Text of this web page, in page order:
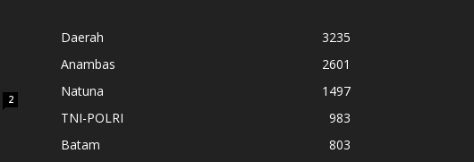
2
Daerah
3235
Anambas
2601
Natuna
1497
TNI-POLRI
983
Batam
803